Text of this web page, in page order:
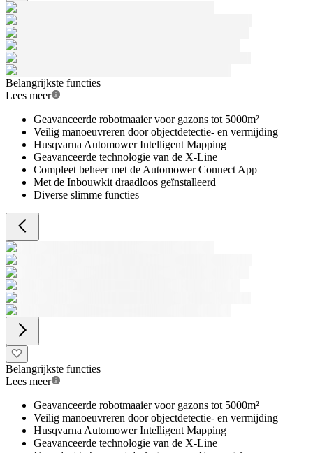
Belangrijkste functies
Lees meer
Geavanceerde robotmaaier voor gazons tot 5000m²
Veilig manoeuvreren door objectdetectie- en vermijding
Husqvarna Automower Intelligent Mapping
Geavanceerde technologie van de X-Line
Compleet beheer met de Automower Connect App
Met de Inbouwkit draadloos geïnstalleerd
Diverse slimme functies
Belangrijkste functies
Lees meer
Geavanceerde robotmaaier voor gazons tot 5000m²
Veilig manoeuvreren door objectdetectie- en vermijding
Husqvarna Automower Intelligent Mapping
Geavanceerde technologie van de X-Line